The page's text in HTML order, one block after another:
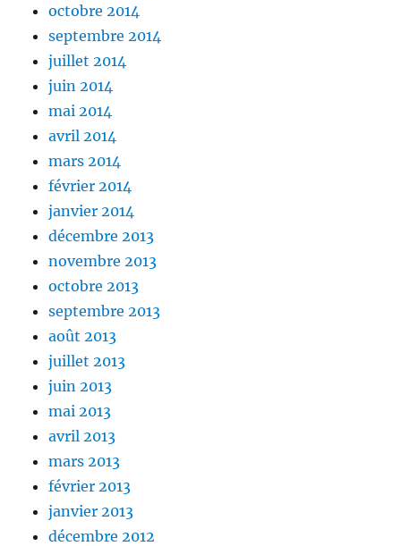
octobre 2014
septembre 2014
juillet 2014
juin 2014
mai 2014
avril 2014
mars 2014
février 2014
janvier 2014
décembre 2013
novembre 2013
octobre 2013
septembre 2013
août 2013
juillet 2013
juin 2013
mai 2013
avril 2013
mars 2013
février 2013
janvier 2013
décembre 2012